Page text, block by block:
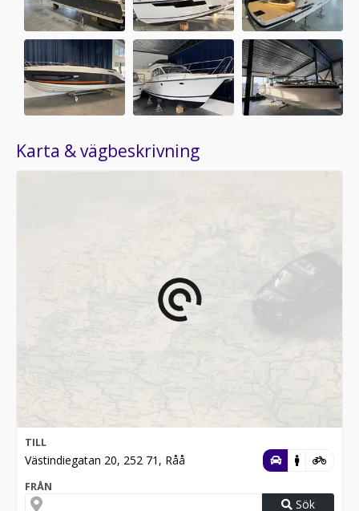
Karta & vägbeskrivning
TILL
Västindiegatan 20, 252 71, Råå
FRÅN
Sök